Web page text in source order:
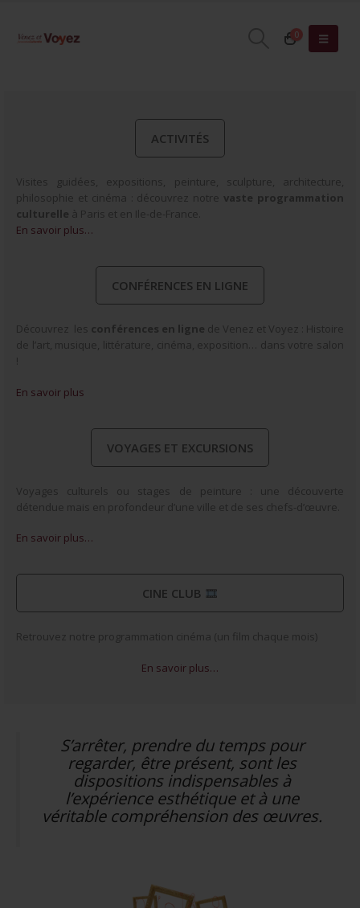
0
ACTIVITÉS
Visites guidées, expositions, peinture, sculpture, architecture,
philosophie et cinéma : découvrez notre vaste programmation
culturelle à Paris et en Ile-de-France.
En savoir plus…
CONFÉRENCES EN LIGNE
Découvrez les conférences en ligne de Venez et Voyez : Histoire
de l’art, musique, littérature, cinéma, exposition… dans votre salon
!
En savoir plus
VOYAGES ET EXCURSIONS
Voyages culturels ou stages de peinture : une découverte
détendue mais en profondeur d’une ville et de ses chefs-d’œuvre.
En savoir plus…
CINE CLUB
Retrouvez notre programmation cinéma (un film chaque mois)
En savoir plus…
S’arrêter, prendre du temps pour
regarder, être présent, sont les
dispositions indispensables à
l’expérience esthétique et à une
véritable compréhension des œuvres.